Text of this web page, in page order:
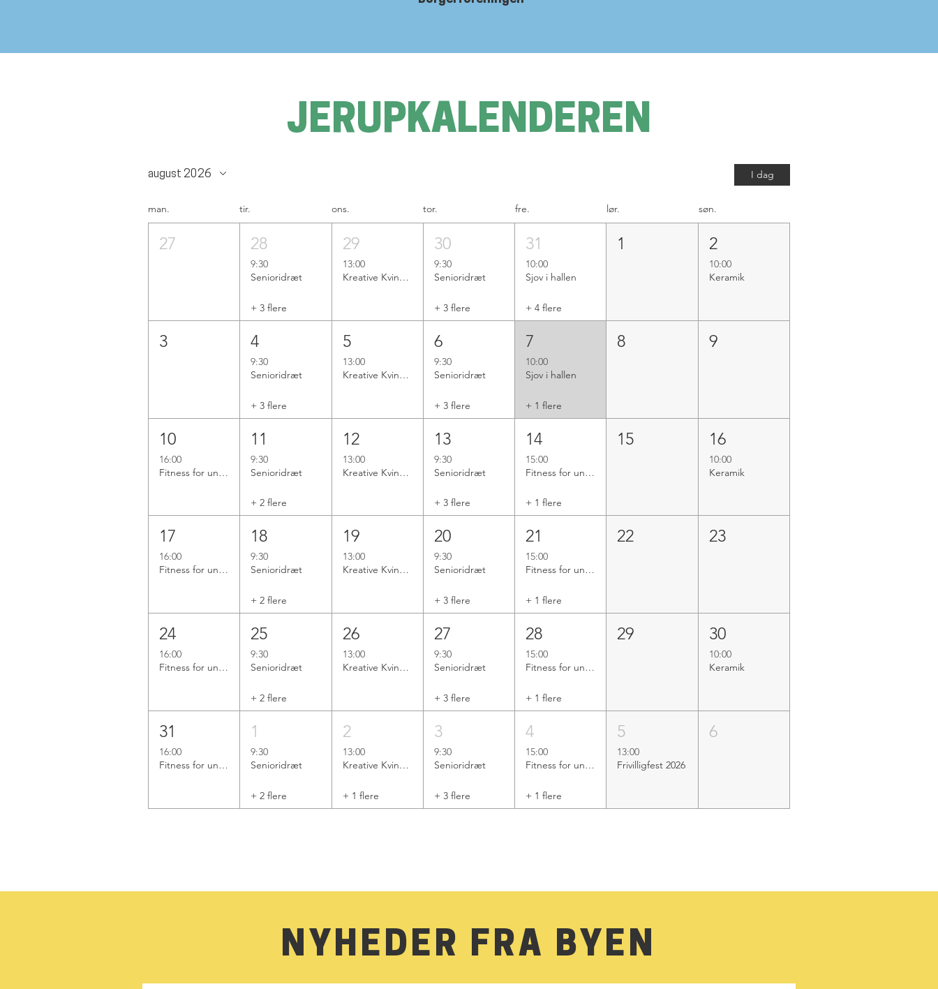
JERUPKALENDEREN
august 2026 I dag
man. tir. ons. tor. fre. lør. søn.
27 28
9:30
Senioridræt
+ 3 flere
29
13:00
Kreative Kvinder
30
9:30
Senioridræt
+ 3 flere
31
10:00
Sjov i hallen
+ 4 flere
1 2
10:00
Keramik
3 4
9:30
Senioridræt
+ 3 flere
5
13:00
Kreative Kvinder
6
9:30
Senioridræt
+ 3 flere
7
10:00
Sjov i hallen
+ 1 flere
8 9
10
16:00
Fitness for unge
11
9:30
Senioridræt
+ 2 flere
12
13:00
Kreative Kvinder
13
9:30
Senioridræt
+ 3 flere
14
15:00
Fitness for unge
+ 1 flere
15 16
10:00
Keramik
17
16:00
Fitness for unge
18
9:30
Senioridræt
+ 2 flere
19
13:00
Kreative Kvinder
20
9:30
Senioridræt
+ 3 flere
21
15:00
Fitness for unge
+ 1 flere
22 23
24
16:00
Fitness for unge
25
9:30
Senioridræt
+ 2 flere
26
13:00
Kreative Kvinder
27
9:30
Senioridræt
+ 3 flere
28
15:00
Fitness for unge
+ 1 flere
29 30
10:00
Keramik
31
16:00
Fitness for unge
1
9:30
Senioridræt
+ 2 flere
2
13:00
Kreative Kvinder
+ 1 flere
3
9:30
Senioridræt
+ 3 flere
4
15:00
Fitness for unge
+ 1 flere
5
13:00
Frivilligfest 2026
6
NYHEDER FRA BYEN